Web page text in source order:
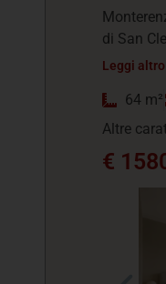
di San
Leggi altro
64 m²
Altre
€